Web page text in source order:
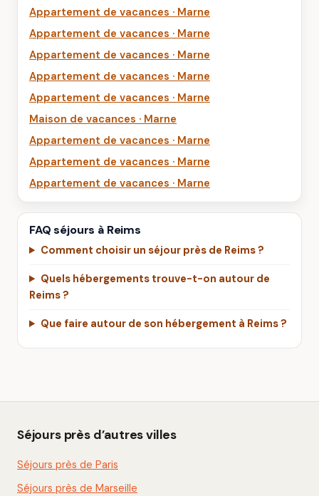
Appartement de vacances · Marne
Appartement de vacances · Marne
Appartement de vacances · Marne
Appartement de vacances · Marne
Appartement de vacances · Marne
Maison de vacances · Marne
Appartement de vacances · Marne
Appartement de vacances · Marne
Appartement de vacances · Marne
FAQ séjours à Reims
Comment choisir un séjour près de Reims ?
Quels hébergements trouve-t-on autour de
Reims ?
Que faire autour de son hébergement à Reims ?
Séjours près d’autres villes
Séjours près de Paris
Séjours près de Marseille